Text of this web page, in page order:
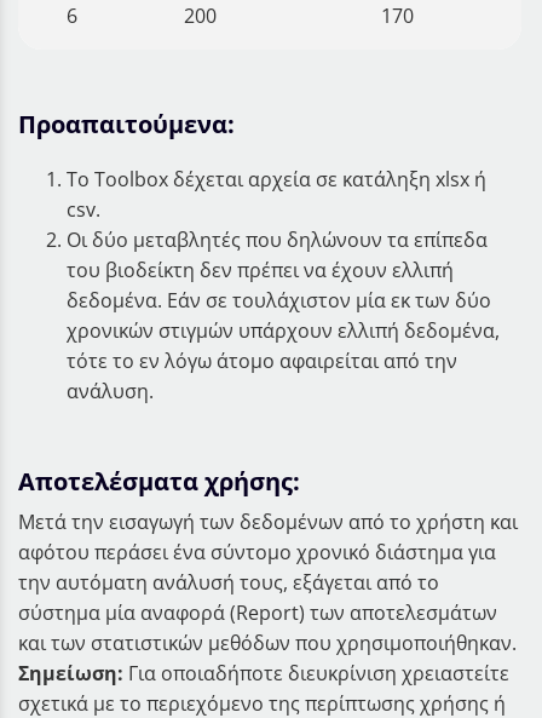
6 200 170
Προαπαιτούμενα:
Το Toolbox δέχεται αρχεία σε κατάληξη xlsx ή
csv.
Οι δύο μεταβλητές που δηλώνουν τα επίπεδα
του βιοδείκτη δεν πρέπει να έχουν ελλιπή
δεδομένα. Εάν σε τουλάχιστον μία εκ των δύο
χρονικών στιγμών υπάρχουν ελλιπή δεδομένα,
τότε το εν λόγω άτομο αφαιρείται από την
ανάλυση.
Αποτελέσματα χρήσης:
Μετά την εισαγωγή των δεδομένων από το χρήστη και
αφότου περάσει ένα σύντομο χρονικό διάστημα για
την αυτόματη ανάλυσή τους, εξάγεται από το
σύστημα μία αναφορά (Report) των αποτελεσμάτων
και των στατιστικών μεθόδων που χρησιμοποιήθηκαν.
Σημείωση: Για οποιαδήποτε διευκρίνιση χρειαστείτε
σχετικά με το περιεχόμενο της περίπτωσης χρήσης ή